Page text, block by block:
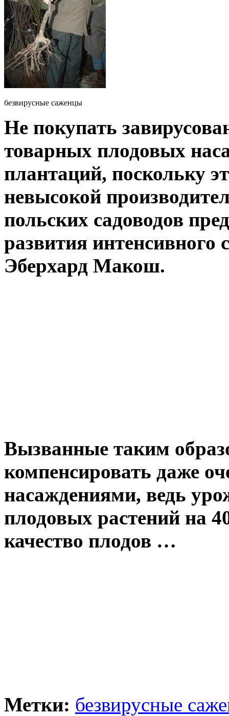
безвирусные саженцы
Не покупать
товарных плодовых
плантаций, поскольку
невысокой
польских садоводов
развития интенсивного
Эберхард Макош.
Вызванные таким
компенсировать даже
насаждениями, ведь
плодовых растений на
качество плодов …
Метки: безвирусные